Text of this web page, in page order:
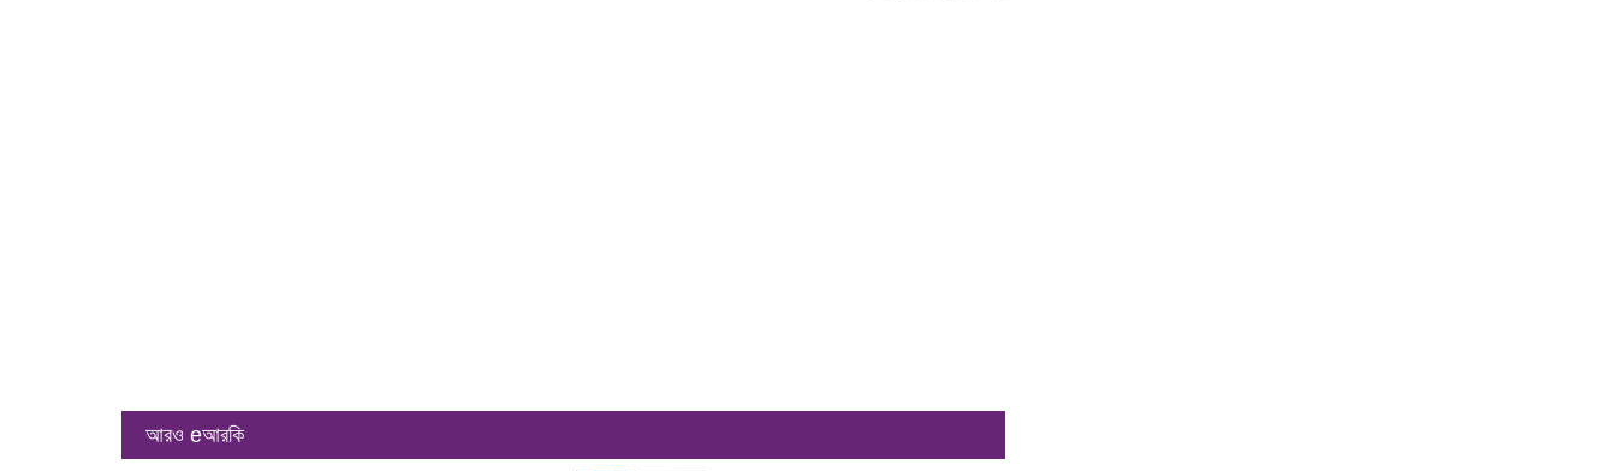
আরও eআরকি